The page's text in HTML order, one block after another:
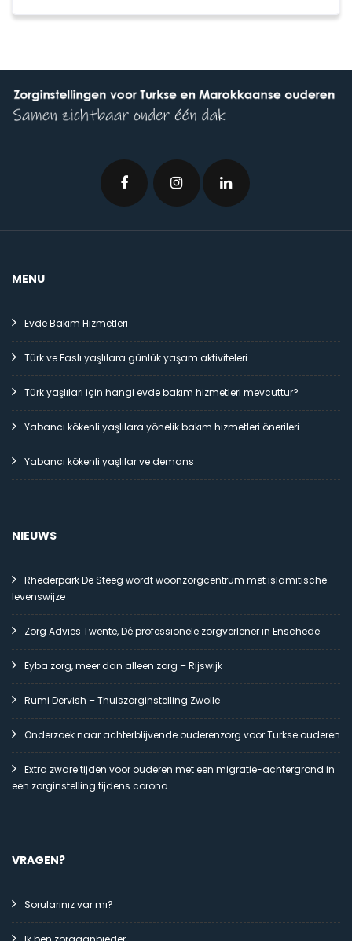
MENU
Evde Bakım Hizmetleri
Türk ve Faslı yaşlılara günlük yaşam aktiviteleri
Türk yaşlıları için hangi evde bakım hizmetleri mevcuttur?
Yabancı kökenli yaşlılara yönelik bakım hizmetleri önerileri
Yabancı kökenli yaşlılar ve demans
NIEUWS
Rhederpark De Steeg wordt woonzorgcentrum met islamitische
levenswijze
Zorg Advies Twente, Dé professionele zorgverlener in Enschede
Eyba zorg, meer dan alleen zorg – Rijswijk
Rumi Dervish – Thuiszorginstelling Zwolle
Onderzoek naar achterblijvende ouderenzorg voor Turkse ouderen
Extra zware tijden voor ouderen met een migratie-achtergrond in
een zorginstelling tijdens corona.
VRAGEN?
Sorularınız var mı?